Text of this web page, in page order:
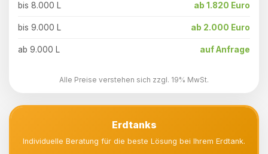
bis 8.000 L ab 1.820 Euro
bis 9.000 L ab 2.000 Euro
ab 9.000 L auf Anfrage
Alle Preise verstehen sich zzgl. 19% MwSt.
Erdtanks
Individuelle Beratung für die beste Lösung bei Ihrem Erdtank.